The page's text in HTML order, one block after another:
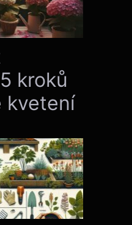
kroků
kvetení